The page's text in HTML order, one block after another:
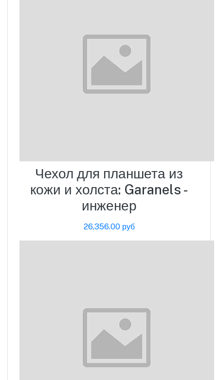
Чехол для планшета из
кожи и холста: Garanels -
инженер
26,356.00 руб